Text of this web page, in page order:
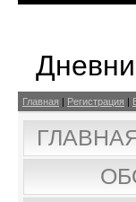
Главная | Регистрация |